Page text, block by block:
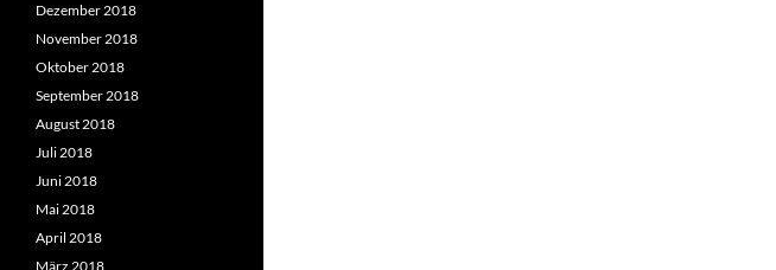
Dezember 2018
November 2018
Oktober 2018
September 2018
August 2018
Juli 2018
Juni 2018
Mai 2018
April 2018
März 2018